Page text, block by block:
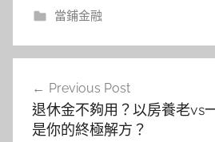
當鋪金融
章
導
Previous Post
退休金不夠用？以房養老vs
是你的終極解方？